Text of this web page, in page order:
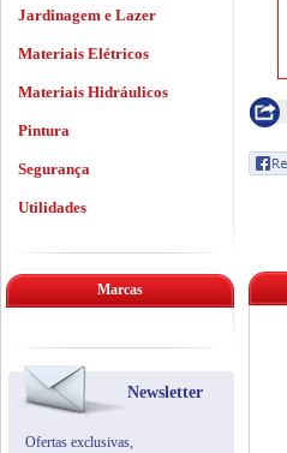
Jardinagem e Lazer
Materiais Elétricos
Materiais Hidráulicos
Pintura
Segurança
Utilidades
Marcas
Newsletter
Ofertas exclusivas,